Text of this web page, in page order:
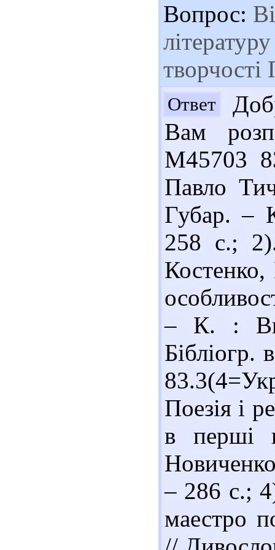
Вопрос:
Ответ
Вам
М45703
Павло
Губар. –
258 с.;
– К. :
Поезія і
в перші
– 286 с.;
маестро